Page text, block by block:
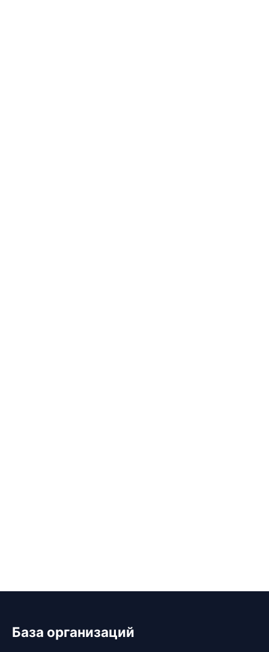
База организаций